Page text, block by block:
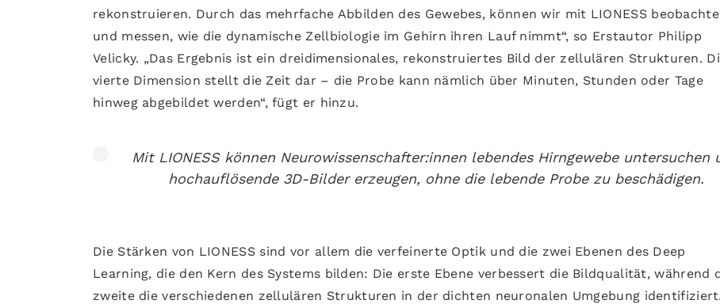
rekonstruieren. Durch das mehrfache Abbilden des Gewebes, können wir mit LIONESS
und messen, wie die dynamische Zellbiologie im Gehirn ihren Lauf nimmt“, so Erstautor Philipp
Velicky. „Das Ergebnis ist ein dreidimensionales, rekonstruiertes Bild der zellulären Strukturen.
vierte Dimension stellt die Zeit dar – die Probe kann nämlich über Minuten, Stunden oder Tage
hinweg abgebildet werden“, fügt er hinzu.
Mit LIONESS können Neurowissenschafter:innen lebendes Hirngewebe untersuchen
hochauflösende 3D-Bilder erzeugen, ohne die lebende Probe zu beschädigen.
Die Stärken von LIONESS sind vor allem die verfeinerte Optik und die zwei Ebenen des Deep
Learning, die den Kern des Systems bilden: Die erste Ebene verbessert die Bildqualität, während
zweite die verschiedenen zellulären Strukturen in der dichten neuronalen Umgebung identifiziert.